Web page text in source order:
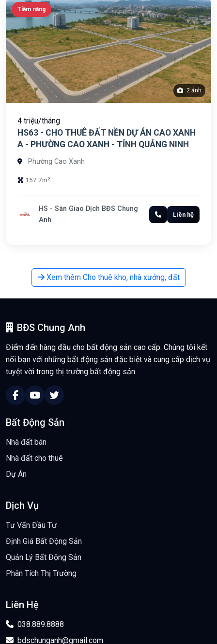
Tiềm năng
2 ảnh
4 triệu/tháng
HS63 - CHO THUÊ ĐẤT NỀN DỰ ÁN CAO XANH
A - PHƯỜNG CAO XANH - TỈNH QUẢNG NINH
Phường Cao Xanh
157.7m²
HS - Sàn Giao Dịch BĐS Chung
Anh
Liên hệ
Xem thêm Cho thuê kho, nhà xưởng, đất
BĐS Chung Anh
Điểm đến hàng đầu cho bất động sản cao cấp. Chúng tôi kết
nối bạn với những bất động sản đặc biệt và cung cấp dịch vụ
tuyệt vời trong thị trường bất động sản.
Bất Động Sản
Nhà đất bán
Nhà đất cho thuê
Dự Án
Dịch Vụ
Tư Vấn Đầu Tư
Định Giá Bất Động Sản
Quản Lý Bất Động Sản
Phân Tích Thị Trường
Liên Hệ
038.889.8888
bdschunganh@gmail.com